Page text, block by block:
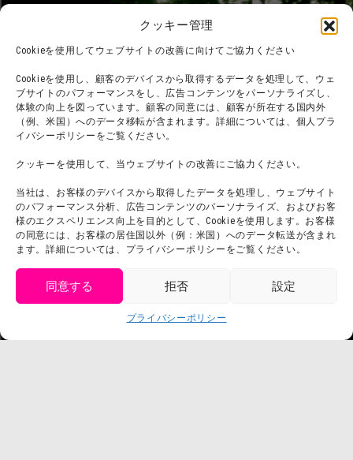
クッキー管理
Cookieを使用してウェブサイトの改善に向けてご協力ください
Cookieを使用し、顧客のデバイスから取得するデータを処理して、ウェ
ブサイトのパフォーマンスをし、広告コンテンツをパーソナライズし、
体験の向上を図っています。顧客の同意には、顧客が所在する国内外
（例、米国）へのデータ移転が含まれます。詳細については、個人プラ
イバシーポリシーをご覧ください。
クッキーを使用して、当ウェブサイトの改善にご協力ください。
当社は、お客様のデバイスから取得したデータを処理し、ウェブサイト
のパフォーマンス分析、広告コンテンツのパーソナライズ、およびお客
様のエクスペリエンス向上を目的として、Cookieを使用します。お客様
の同意には、お客様の居住国以外（例：米国）へのデータ転送が含まれ
ます。詳細については、プライバシーポリシーをご覧ください。
同意する 拒否 設定
プライバシーポリシー
団体利用について
お問い合わせ
利用規約
プライバシーポリシー
プレスリリース
メディア掲載実績
会社概要
スタッフ募集